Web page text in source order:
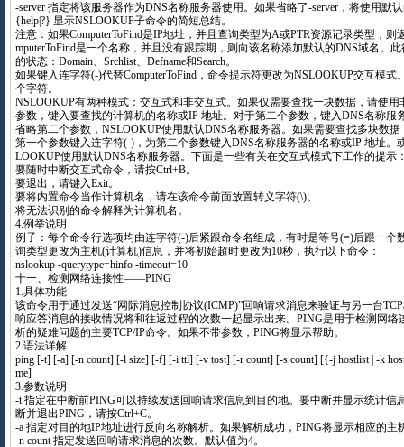
-server 指定将该服务器作为DNS名称服务器使用。如果省略了-server，将使用默
{help|?} 显示NSLOOKUP子命令的简短总结。
注意：如果ComputerToFind是IP地址，并且查询类型为A或PTR资源记录类型，则
mputerToFind是一个名称，并且没有跟踪期，则向该名称添加默认的DNS域名。
的状态：Domain、Srchlist、Defname和Search。
如果键入连字符(-)代替ComputerToFind，命令提示符更改为NSLOOKUP交互模式
个字符。
NSLOOKUP有两种模式：交互式和非交互式。如果仅需要查找一块数据，请使
参数，键入要查找的计算机的名称或IP 地址。对于第二个参数，键入DNS名称服
省略第二个参数，NSLOOKUP使用默认DNS名称服务器。如果需要查找多块数
第一个参数键入连字符(-)，为第二个参数键入DNS名称服务器的名称或IP 地址。
LOOKUP使用默认DNS名称服务器。下面是一些有关在交互式模式下工作的提示
要随时中断交互式命令，请按Ctrl+B。
要退出，请键入Exit。
要将内置命令当作计算机名，请在该命令前面放置转义字符(\)。
将无法识别的命令解释为计算机名。
4.例举说明
例子：每个命令行选项均由连字符(-)后紧跟命令名组成，有时是等号(=)后跟一个
询类型更改为主机(计算机)信息，并将初始超时更改为10秒，执行以下命令：
nslookup -querytype=hinfo -timeout=10
十一、检测网络连接性——PING
1.具体功能
该命令用于通过发送“网际消息控制协议(ICMP)”回响请求消息来验证与另一台
响应答消息的接收情况将和往返过程的次数一起显示出来。PING是用于检测网络
析的疑难问题的主要TCP/IP命令。如果不带参数，PING将显示帮助。
2.语法详解
ping [-t] [-a] [-n count] [-l size] [-f] [-i ttl] [-v tost] [-r count] [-s count] [{-j hostlist | -k
me]
3.参数说明
-t 指定在中断前PING可以持续发送回响请求信息到目的地。要中断并显示统计信
断并退出PING，请按Ctrl+C。
-a 指定对目的地IP地址进行反向名称解析。如果解析成功，PING将显示相应的主
-n count 指定发送回响请求消息的次数。默认值为4。